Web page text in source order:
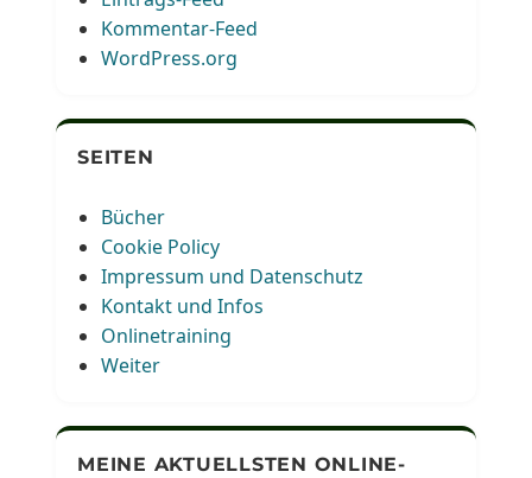
Kommentar-Feed
WordPress.org
SEITEN
Bücher
Cookie Policy
Impressum und Datenschutz
Kontakt und Infos
Onlinetraining
Weiter
MEINE AKTUELLSTEN ONLINE-